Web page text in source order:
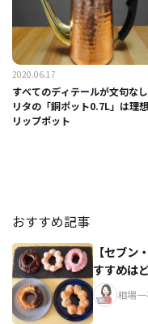
2020.06.17
すべてのディテールが文句な
リタの「銅ポット0.7L」は理
リップポット
おすすめ記事
【セブン
すすめは
相場